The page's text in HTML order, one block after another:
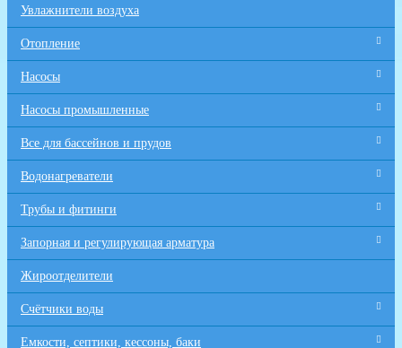
Увлажнители воздуха
Отопление
Насосы
Насосы промышленные
Все для бaссейнов и прудов
Водонагреватели
Трубы и фитинги
Запорная и регулирующая арматура
Жироотделители
Счётчики воды
Емкости, септики, кессоны, баки